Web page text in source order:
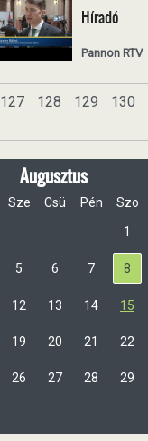
Híradó
Pannon RTV
127 128 129 130
Augusztus
Sze Csü Pén Szo
1
5 6 7 8
12 13 14 15
19 20 21 22
26 27 28 29